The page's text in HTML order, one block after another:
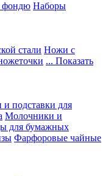
фондю Наборы
стали Ножи с
... Показать
и подставки для
Молочники и
для бумажных
Фарфоровые чайные